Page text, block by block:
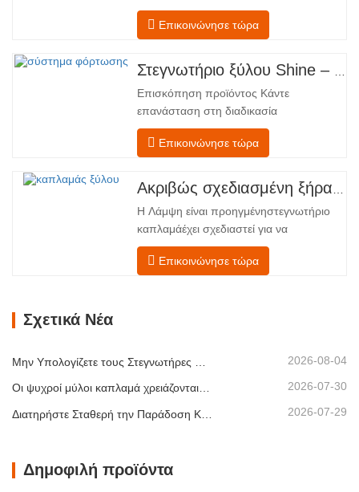
χαλύβδινο πλαίσιο που υποστηρίζει
τέσσερις ενσωματωμένες λειτουργικές
από την τροφοδοσία έως την
εκφόρτωση. Τμήμα Τροφοδοσίας –
Εξοπλισμένο με έναν μεταφορέα
τροφοδοσίας και έναν μηχανισμό…
Επικοινώνησε τώρα
Επισκόπηση προϊόντος Κάντε
επανάσταση στη διαδικασία
στεγνώματος του καπλαμά σας με την
προηγμένη τεχνολογία Shenghuai Ο
καπλαμά αντιπροσωπεύει μια σημαντική
ανακάλυψη καπλαμάς ξύλουτεχνολογία
επεξεργασίας. Σχεδιασμένο για
κατασκευαστές κόντρα πλακέ,
εργοστάσια καπλαμά…
Επικοινώνησε τώρα
Η Λάμψη είναι προηγμένηστεγνωτήριο
καπλαμάέχει σχεδιαστεί για να
αντιμετωπίζει τις πιο συνηθισμένες
προκλήσεις σεστέγνωμα καπλαμά:
επιστήμη…
Επικοινώνησε τώρα
Σχετικά Νέα
2026-08-04
Οι ψυχροί μύλοι καπλαμά χρειάζονται εξαγωγή πριν από περισσότερη θερμότητα 2026-07-30
2026-07-29
Δημοφιλή προϊόντα